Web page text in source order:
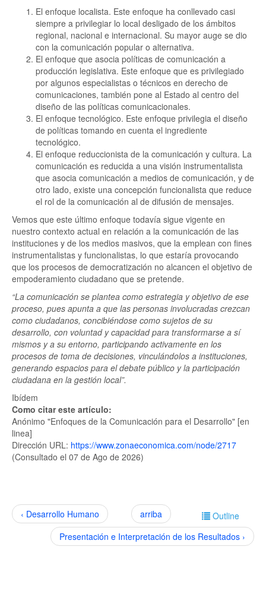
El enfoque localista. Este enfoque ha conllevado casi
siempre a privilegiar lo local desligado de los ámbitos
regional, nacional e internacional. Su mayor auge se dio
con la comunicación popular o alternativa.
El enfoque que asocia políticas de comunicación a
producción legislativa. Este enfoque que es privilegiado
por algunos especialistas o técnicos en derecho de
comunicaciones, también pone al Estado al centro del
diseño de las políticas comunicacionales.
El enfoque tecnológico. Este enfoque privilegia el diseño
de políticas tomando en cuenta el ingrediente
tecnológico.
El enfoque reduccionista de la comunicación y cultura. La
comunicación es reducida a una visión instrumentalista
que asocia comunicación a medios de comunicación, y de
otro lado, existe una concepción funcionalista que reduce
el rol de la comunicación al de difusión de mensajes.
Vemos que este último enfoque todavía sigue vigente en
nuestro contexto actual en relación a la comunicación de las
instituciones y de los medios masivos, que la emplean con fines
instrumentalistas y funcionalistas, lo que estaría provocando
que los procesos de democratización no alcancen el objetivo de
empoderamiento ciudadano que se pretende.
“La comunicación se plantea como estrategia y objetivo de ese
proceso, pues apunta a que las personas involucradas crezcan
como ciudadanos, concibiéndose como sujetos de su
desarrollo, con voluntad y capacidad para transformarse a sí
mismos y a su entorno, participando activamente en los
procesos de toma de decisiones, vinculándolos a instituciones,
generando espacios para el debate público y la participación
ciudadana en la gestión local”.
Ibídem
Como citar este artículo:
Anónimo "Enfoques de la Comunicación para el Desarrollo" [en
linea]
Dirección URL: https://www.zonaeconomica.com/node/2717
(Consultado el 07 de Ago de 2026)
Outline
‹ Desarrollo Humano
arriba
Presentación e Interpretación de los Resultados ›